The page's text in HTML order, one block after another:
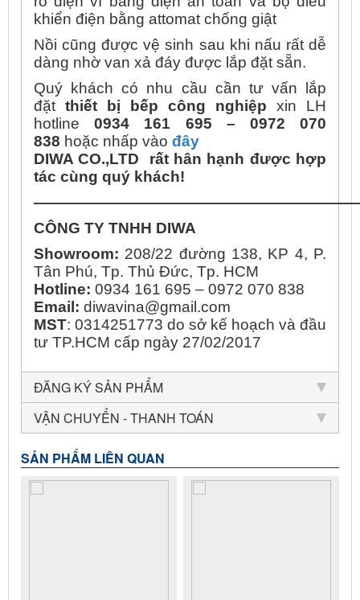
khiển điện bằng attomat chống giật
Nồi cũng được vệ sinh sau khi nấu rất dễ
dàng nhờ van xả đáy được lắp đặt sẵn.
Quý khách có nhu cầu cần tư vấn lắp
đặt thiết bị bếp công nghiệp xin LH
hotline0934 161 695 – 0972 070
838 hoặc nhấp vào đây
DIWA CO.,LTD rất hân hạnh được hợp
tác cùng quý khách!
CÔNG TY TNHH DIWA
Showroom: 208/22 đường 138, KP 4, P.
Tân Phú, Tp. Thủ Đức, Tp. HCM
Hotline: 0934 161 695 – 0972 070 838
Email: diwavina@gmail.com
MST: 0314251773 do sở kế hoạch và đầu
tư TP.HCM cấp ngày 27/02/2017
ĐĂNG KÝ SẢN PHẨM
VẬN CHUYỂN - THANH TOÁN
SẢN PHẨM LIÊN QUAN